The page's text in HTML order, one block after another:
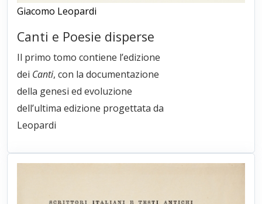
Giacomo Leopardi
Canti e Poesie disperse
Il primo tomo contiene l’edizione
dei Canti, con la documentazione
della genesi ed evoluzione
dell’ultima edizione progettata da
Leopardi